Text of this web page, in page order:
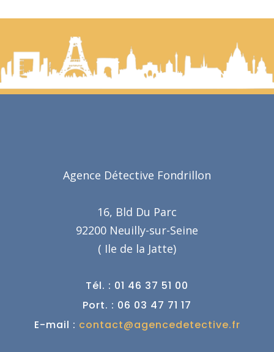
Agence Détective Fondrillon
16, Bld Du Parc
92200 Neuilly-sur-Seine
( Ile de la Jatte)
Tél. : 01 46 37 51 00
Port. : 06 03 47 71 17
E-mail : contact@agencedetective.fr